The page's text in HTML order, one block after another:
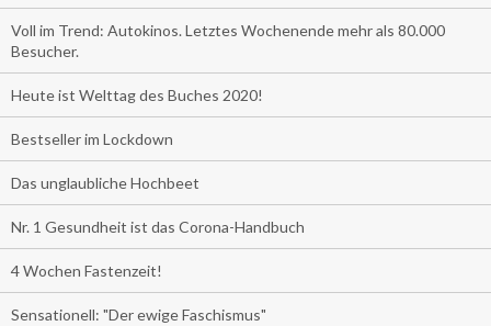
Voll im Trend: Autokinos. Letztes Wochenende mehr als 80.000
Besucher.
Heute ist Welttag des Buches 2020!
Bestseller im Lockdown
Das unglaubliche Hochbeet
Nr. 1 Gesundheit ist das Corona-Handbuch
4 Wochen Fastenzeit!
Sensationell: "Der ewige Faschismus"